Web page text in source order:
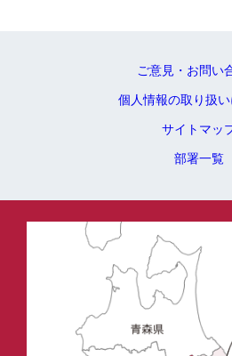
ご意見・お問い
個人情報の取り扱
サイトマッ
部署一覧